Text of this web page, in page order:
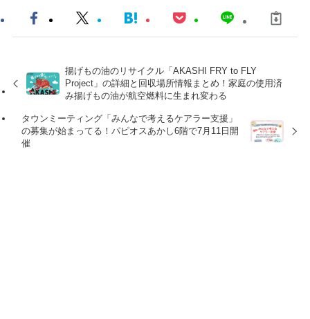
揚げもの油のリサイクル「AKASHI FRY to FLY
Project」の詳細と回収場所情報まとめ！家庭の使用済
み揚げもの油が航空燃料に生まれ変わる
タウンミーティング「みんなで考えるケアラー支援」
の募集が始まってる！パピオスあかし6階で7月11日開
催